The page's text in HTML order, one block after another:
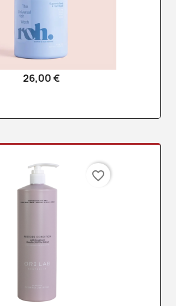
26,00 €
favorite_border